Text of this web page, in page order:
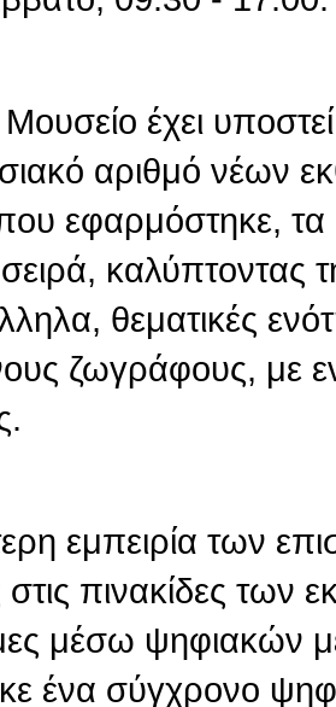
έχει υποστεί
αριθμό νέων
εφαρμόστηκε, τα
καλύπτοντας
θεματικές
ζωγράφους, με
εμπειρία των
πινακίδες των
μέσω
ένα σύγχρονο